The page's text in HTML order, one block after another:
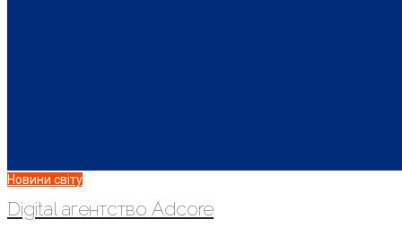
Новини світу
Digital агентство Adcore